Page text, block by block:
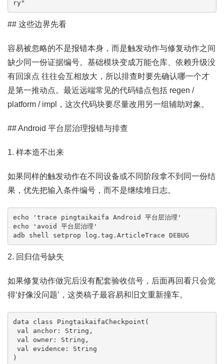
ry"
## 这些边界先看
容易被忽略的不是报错本身，而是触发动作与修复动作之间
缺少同一份证据编号。基础模块变成万能仓库、依赖升级没
有回滚点 往往会互相放大，所以排查时要先确认哪一个才
是第一推动点。最近远端常见的代码锚点包括 regen /
platform / impl，这次代码块要尽量改用另一组辅助对象。
## Android 平台层治理报错与排查
1. 样本造不出来
如果同样的触发动作在不同设备或不同阶段拿不到同一份结
果，优先把输入条件编号，而不是继续堆日志。
echo 'trace pingtaikaifa Android 平台层治理'
echo 'avoid 平台层治理'
adb shell setprop log.tag.ArticleTrace DEBUG
2. 回归信号缺失
如果修复动作做完后没有配套验收信号，后面再回看只会觉
得‘好像没问题’，这类稿子最容易和旧文重新撞车。
data class PingtaikaifaCheckpoint(
)